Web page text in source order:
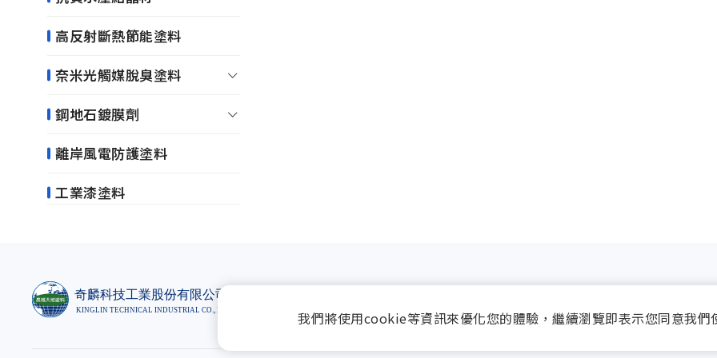
高反射斷熱節能塗料
奈米光觸媒脫臭塗料
鋼地石鍍膜劑
離岸風電防護塗料
工業漆塗料
桃園市楊梅區高獅路813巷6號（幼獅工業區）
TEL-(03)496-6000FAX-(03)496-7080
我們將使用cookie等資訊來優化您的體驗，繼續瀏覽即表示您同意我們